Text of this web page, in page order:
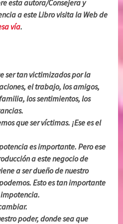
esta autora/Consejera y
a este Libro visita la Web de
vía.
ser tan victimizados por la
el trabajo, los amigos,
los sentimientos, los
que ser víctimas. ¡Ese es el
es importante. Pero ese
a este negocio de
a ser dueño de nuestro
Esto es tan importante
poder, donde sea que